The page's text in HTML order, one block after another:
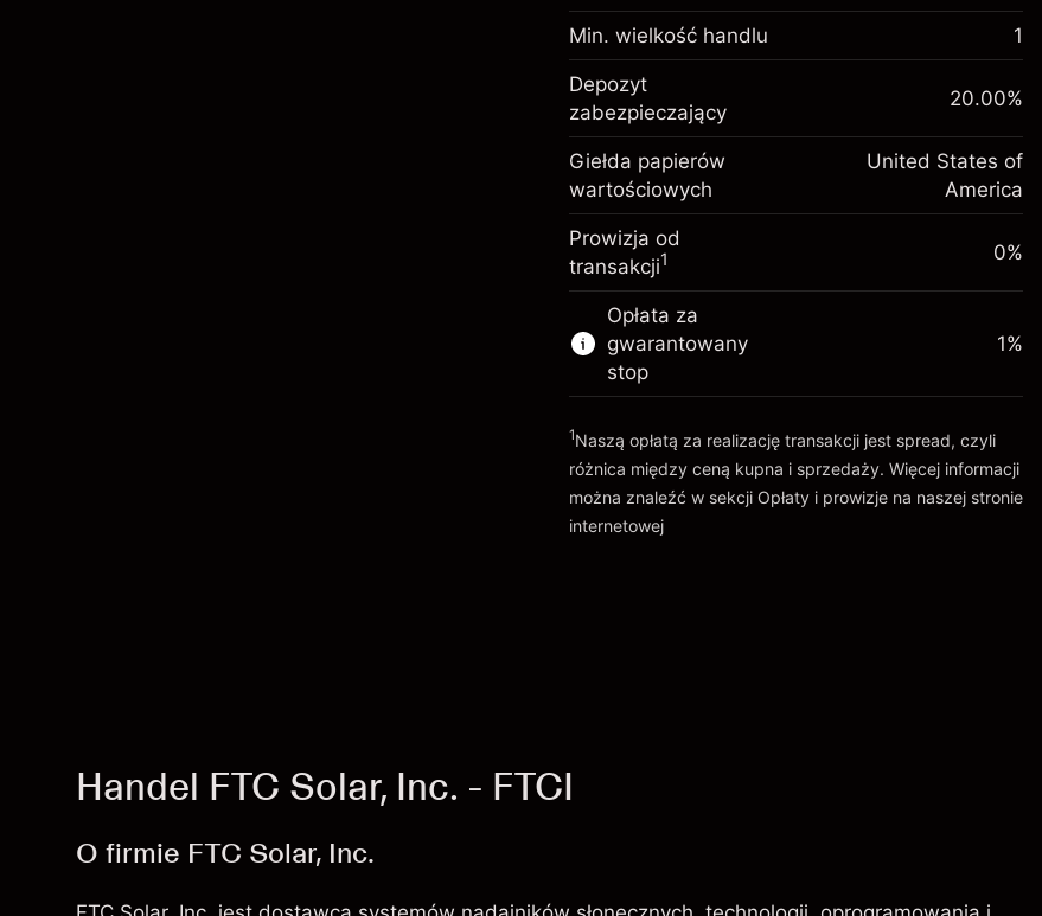
utrzymanie pozycji
Opłaty od pełnej wartości
pozycji
-0.021568
Rozmiar transakcji z dźwignią ~
Środki z dźwigni ~
Idź do platformy
Depozyt zabezpieczający.
Twoja inwestycja
$1,000.00
Opłata overnight za
utrzymanie pozycji
Opłaty od pełnej wartości
pozycji
-0.000654
(-$0.03)
Rozmiar transakcji z dźwignią ~
$5,000.00
Środki z dźwigni ~
Idź do platformy
Min. wielkość handlu 1
Depozyt
zabezpieczający
20.00%
Giełda papierów
wartościowych
United States of
America
Prowizja od
transakcji1 0%
Opłata za
gwarantowany
stop
Opłaty i Prowizje
1%
1Naszą opłatą za realizację transakcji jest spread, czyli
różnica między ceną kupna i sprzedaży. Więcej informacji
można znaleźć w sekcji Opłaty i prowizje na naszej stronie
internetowej
Handel FTC Solar, Inc. - FTCI
O firmie FTC Solar, Inc.